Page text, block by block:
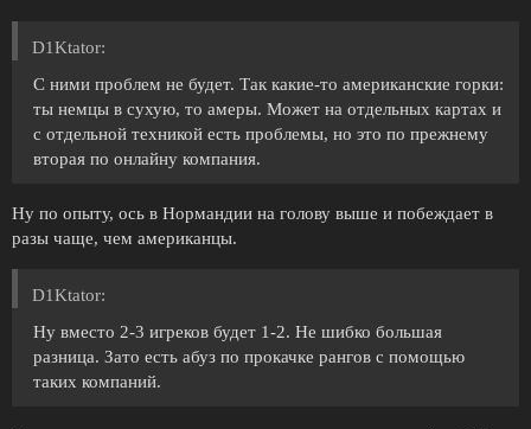
D1Ktator:
С ними проблем не будет. Так какие-то американские горки:
ты немцы в сухую, то амеры. Может на отдельных картах и
с отдельной техникой есть проблемы, но это по прежнему
вторая по онлайну компания.
Ну по опыту, ось в Нормандии на голову выше и побеждает в
разы чаще, чем американцы.
D1Ktator:
Ну вместо 2-3 игреков будет 1-2. Не шибко большая
разница. Зато есть абуз по прокачке рангов с помощью
таких компаний.